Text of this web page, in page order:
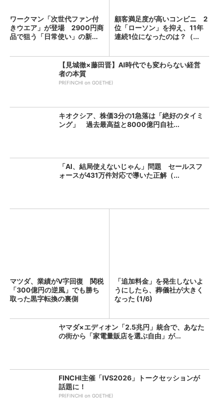
ワークマン「次世代ファン付
きウエア」が登場 2900円商
品で狙う「日常使い」の新...
顧客満足度が高いコンビニ 2
位「ローソン」を抑え、11年
連続1位になったのは？（...
【見城徹×藤田晋】AI時代でも変わらない経営
者の本質
PR(FINCHI on GOETHE)
キオクシア、株価3分の1急落は「絶好のタイミ
ング」 過去最高益と8000億円自社...
「AI、結局使えないじゃん」問題 セールスフ
ォースが431万件対応で導いた正解（...
マツダ、業績がV字回復 関税
「300億円の逆風」でも勝ち
取った黒字転換の裏側
「追加料金」を発生しないよ
うにしたら、葬儀社が大きく
なった (1/6)
ヤマダ×エディオン「2.5兆円」統合で、あなた
の街から「家電量販店を選ぶ自由」が...
FINCHI主催「IVS2026」トークセッションが
話題に！
PR(FINCHI on GOETHE)